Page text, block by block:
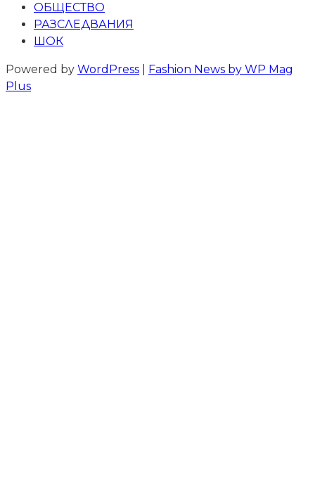
ОБЩЕСТВО
РАЗСЛЕДВАНИЯ
ШОК
Powered by WordPress
Fashion News by WP Mag
Plus